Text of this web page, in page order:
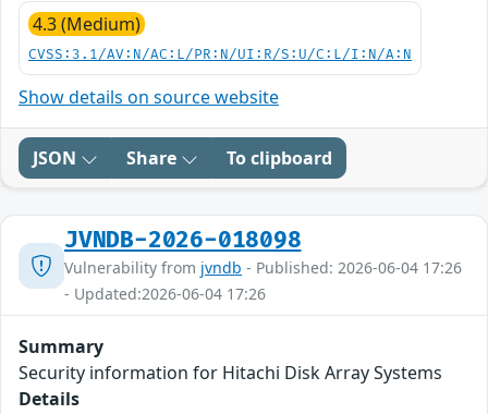
4.3 (Medium)
CVSS:3.1/AV:N/AC:L/PR:N/UI:R/S:U/C:L/I:N/A:N
Show details on source website
JSON Share To clipboard
JVNDB-2026-018098
Vulnerability from jvndb - Published: 2026-06-04 17:26
- Updated:2026-06-04 17:26
Summary
Security information for Hitachi Disk Array Systems
Details